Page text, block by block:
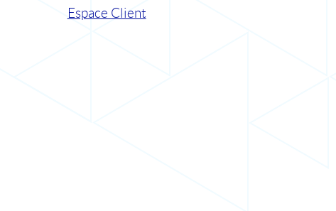
Espace Client